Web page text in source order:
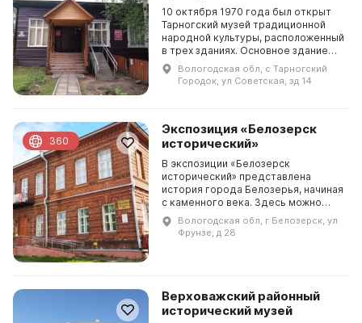
10 октября 1970 года был открыт
Тарногский музей традиционной
народной культуры, расположенный
в трех зданиях. Основное здание
было построено в 1927 году и в нём
расположена основная экспозиция
музея....
Вологодская обл, с Тарногский
Городок, ул Советская, зд 14
Экспозиция «Белозерск
исторический»
В экспозиции «Белозерск
исторический» представлена
история города Белозерья, начиная
с каменного века. Здесь можно
увидеть материалы
археологических исследований,
макет Белозерского кремля, 17
Вологодская обл, г Белозерск, ул
Фрунзе, д 28
360
Верховажский районный
исторический музей